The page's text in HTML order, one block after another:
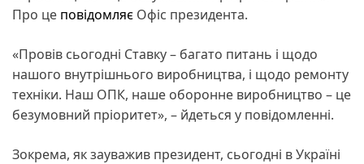
Про це повідомляє Офіс президента.
«Провів сьогодні Ставку – багато питань і щодо
нашого внутрішнього виробництва, і щодо ремонту
техніки. Наш ОПК, наше оборонне виробництво – це
безумовний пріоритет», – йдеться у повідомленні.
Зокрема, як зауважив президент, сьогодні в Україні